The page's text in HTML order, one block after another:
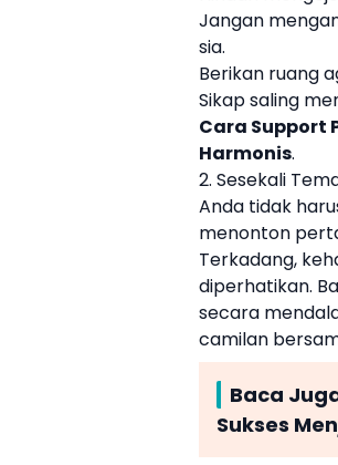
Jangan
sia.
Berikan ruang
Sikap saling
Cara Support
Harmonis.
2. Sesekali
Anda tidak
menonton
Terkadang,
diperhatikan.
secara
camilan
Baca
Sukses